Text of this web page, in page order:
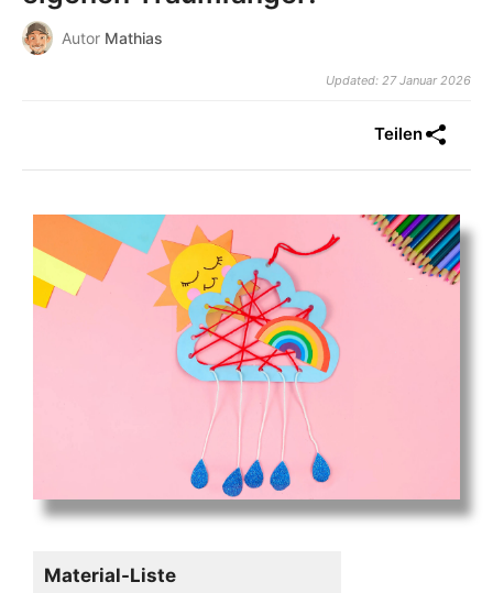
Autor Mathias
Updated: 27 Januar 2026
Teilen
Material-Liste